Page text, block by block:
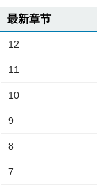
最新章节
12
11
10
9
8
7